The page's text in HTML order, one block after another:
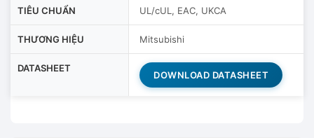
TIÊU CHUẨN UL/cUL, EAC, UKCA
THƯƠNG HIỆU Mitsubishi
DATASHEET
DOWNLOAD DATASHEET